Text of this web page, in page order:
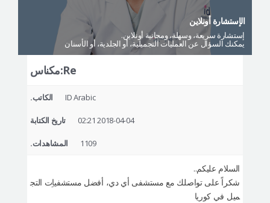
العمليات البسيطة
العيادة الجلدية
الإستشارة أونلاين
إستشارة سريعة، وسهلة، ومجانية أونلاين.
يمكنك السؤال عن العمليات التجميلية، أو الجلدية، أو الأسنان
Re:مكناس
الكاتب. ID Arabic
تاريخ الكتابة 2018-04-04 02:21
المشاهدات. 1109
السلام عليكم..
شكراً على تواصلك مع مستشفى أي دي، أفضل مستشفياِت التج
ميل في كوريا